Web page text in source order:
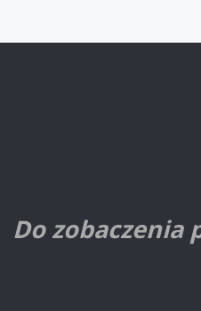
Do zobaczenia